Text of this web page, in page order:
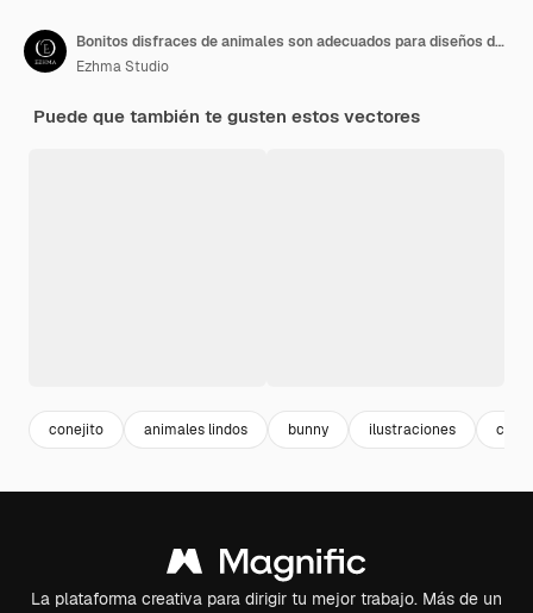
Bonitos disfraces de animales son adecuados para diseños de ropa infantil.
Ezhma Studio
Puede que también te gusten estos vectores
conejito animales lindos bunny ilustraciones cute
La plataforma creativa para dirigir tu mejor trabajo. Más de un